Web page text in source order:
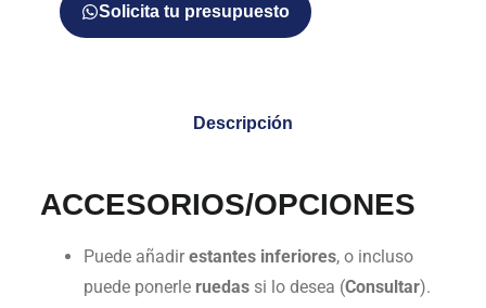
Solicita tu presupuesto
Descripción
ACCESORIOS/OPCIONES
Puede añadirestantes inferiores, o incluso
puede ponerle ruedassi lo desea (Consultar).